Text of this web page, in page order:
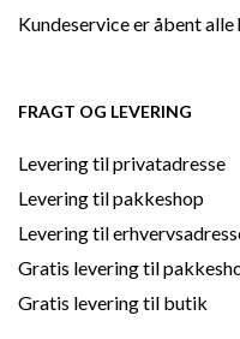
Kundeservice er åbent
FRAGT OG LEVERING
Levering til privatadresse
Levering til pakkeshop
Levering til
Gratis levering til
Gratis levering til butik